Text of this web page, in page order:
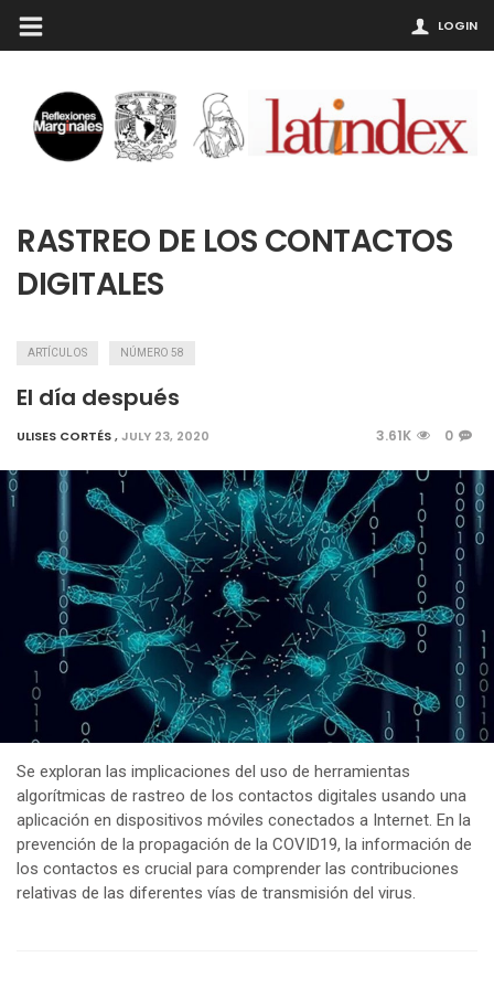
LOGIN
RASTREO DE LOS CONTACTOS
DIGITALES
ARTÍCULOS NÚMERO 58
El día después
ULISES CORTÉS,JULY 23, 2020 3.61K 0
Se exploran las implicaciones del uso de herramientas
algorítmicas de rastreo de los contactos digitales usando una
aplicación en dispositivos móviles conectados a Internet. En la
prevención de la propagación de la COVID19, la información de
los contactos es crucial para comprender las contribuciones
relativas de las diferentes vías de transmisión del virus.